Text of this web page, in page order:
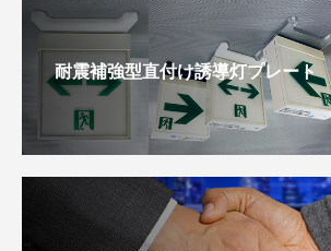
耐震補強型直付け誘導灯プレート